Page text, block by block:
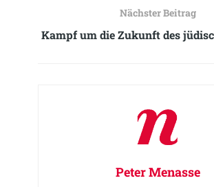
Nächster Beitrag
Kampf um die Zukunft des
Peter Menasse